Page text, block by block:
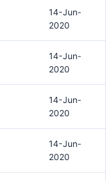
14-Jun-
2020
14-Jun-
2020
14-Jun-
2020
14-Jun-
2020